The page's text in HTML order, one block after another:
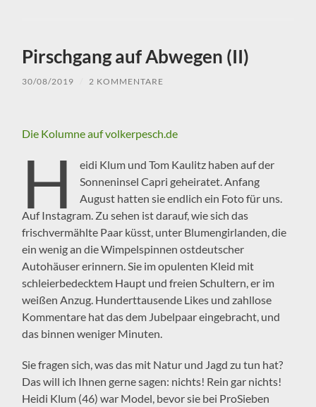
Pirschgang auf Abwegen (II)
30/08/2019 2 KOMMENTARE
Die Kolumne auf volkerpesch.de
H
eidi Klum und Tom Kaulitz haben auf der
Sonneninsel Capri geheiratet. Anfang
August hatten sie endlich ein Foto für uns.
Auf Instagram. Zu sehen ist darauf, wie sich das
frischvermählte Paar küsst, unter Blumengirlanden, die
ein wenig an die Wimpelspinnen ostdeutscher
Autohäuser erinnern. Sie im opulenten Kleid mit
schleierbedecktem Haupt und freien Schultern, er im
weißen Anzug. Hunderttausende Likes und zahllose
Kommentare hat das dem Jubelpaar eingebracht, und
das binnen weniger Minuten.
Sie fragen sich, was das mit Natur und Jagd zu tun hat?
Das will ich Ihnen gerne sagen: nichts! Rein gar nichts!
Heidi Klum (46) war Model, bevor sie bei ProSieben